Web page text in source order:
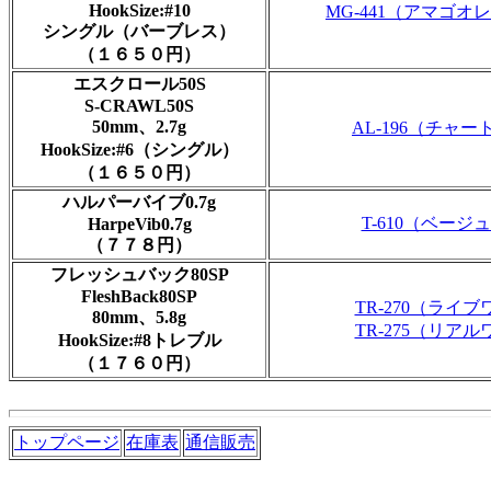
HookSize:#10
シングル（バーブレス）
（１６５０円）
MG-441（アマゴオ
エスクロール50S
S-CRAWL50S
50mm、2.7g
HookSize:#6（シングル）
（１６５０円）
AL-196（チャー
ハルパーバイブ0.7g
HarpeVib0.7g
（７７８円）
T-610（ベージ
フレッシュバック80SP
FleshBack80SP
80mm、5.8g
HookSize:#8トレブル
（１７６０円）
TR-270（ライブ
TR-275（リアル
トップページ 在庫表 通信販売